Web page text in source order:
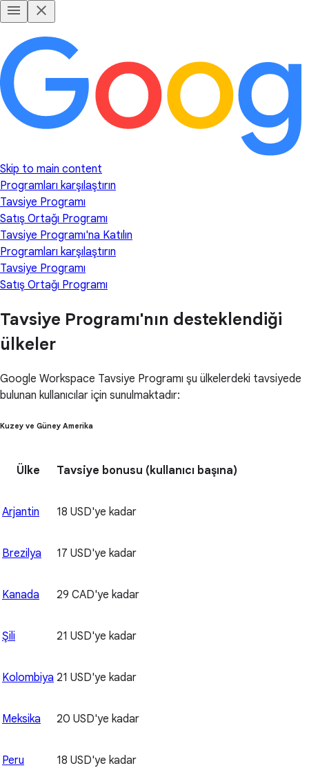
Skip to main content
Programları karşılaştırın
Tavsiye Programı
Satış Ortağı Programı
Tavsiye Programı'na Katılın
Programları karşılaştırın
Tavsiye Programı
Satış Ortağı Programı
Tavsiye Programı'nın desteklendiği
ülkeler
Google Workspace Tavsiye Programı şu ülkelerdeki tavsiyede
bulunan kullanıcılar için sunulmaktadır:
Kuzey ve Güney Amerika
Ülke Tavsiye bonusu (kullanıcı başına)
Arjantin 18 USD'ye kadar
Brezilya 17 USD'ye kadar
Kanada 29 CAD'ye kadar
Şili 21 USD'ye kadar
Kolombiya 21 USD'ye kadar
Meksika 20 USD'ye kadar
Peru 18 USD'ye kadar